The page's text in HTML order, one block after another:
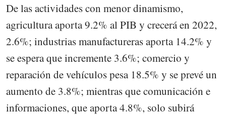
De las actividades con menor dinamismo,
agricultura aporta 9.2% al PIB y crecerá en 2022,
2.6%; industrias manufactureras aporta 14.2% y
se espera que incremente 3.6%; comercio y
reparación de vehículos pesa 18.5% y se prevé un
aumento de 3.8%; mientras que comunicación e
informaciones, que aporta 4.8%, solo subirá